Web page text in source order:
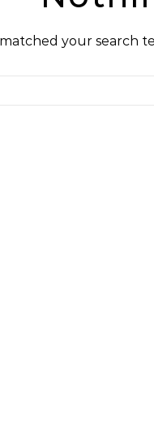
your search